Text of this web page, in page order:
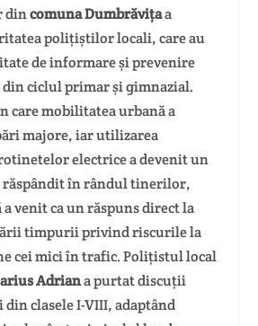
dincomuna Dumbrăvițaa
polițiștilor locali, care au
de informare și prevenire
ciclul primar și gimnazial.
care mobilitatea urbană a
majore, iar utilizarea
electrice a devenit un
răspândit în rândul tinerilor,
venit ca un răspuns direct la
timpurii privind riscurile la
cei mici în trafic. Polițistul local
Adriana purtat discuții
din clasele I-VIII, adaptând